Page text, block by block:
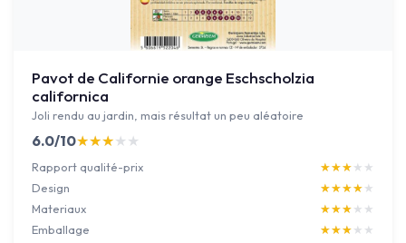
Pavot de Californie orange Eschscholzia
californica
Joli rendu au jardin, mais résultat un peu aléatoire
6.0/10★★★★★
★★★★★
Rapport qualité-prix ★★★★★
★★★★★
Design
★★★★★
★★★★★
Materiaux
★★★★★
★★★★★
Emballage
★★★★★
★★★★★